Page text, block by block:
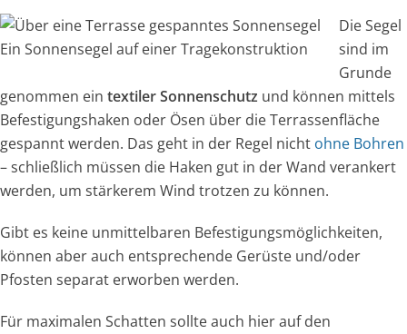
Ein Sonnensegel auf einer Tragekonstruktion
Die Segel
sind im
Grunde
genommen ein textiler Sonnenschutz und können mittels
Befestigungshaken oder Ösen über die Terrassenfläche
gespannt werden. Das geht in der Regel nicht ohne Bohren
– schließlich müssen die Haken gut in der Wand verankert
werden, um stärkerem Wind trotzen zu können.
Gibt es keine unmittelbaren Befestigungsmöglichkeiten,
können aber auch entsprechende Gerüste und/oder
Pfosten separat erworben werden.
Für maximalen Schatten sollte auch hier auf den